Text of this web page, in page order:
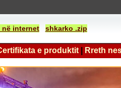
internet shkarko .zip
e produktit Rreth